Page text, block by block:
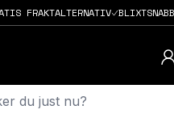
FRAKTALTERNATIV